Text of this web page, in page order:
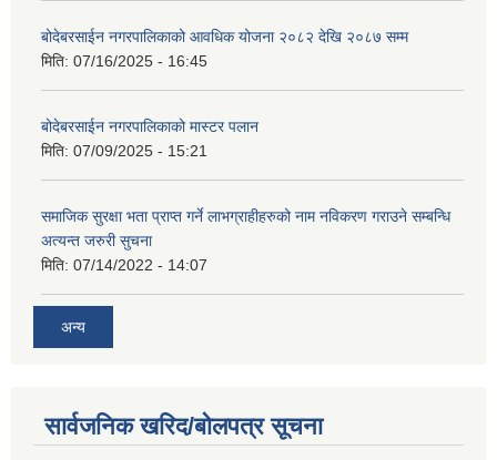
बोदेबरसाईन नगरपालिकाको आवधिक योजना २०८२ देखि २०८७ सम्म
मिति: 07/16/2025 - 16:45
बोदेबरसाईन नगरपालिकाको मास्टर पलान
मिति: 07/09/2025 - 15:21
समाजिक सुरक्षा भता प्राप्त गर्ने लाभग्राहीहरुको नाम नविकरण गराउने सम्बन्धि
अत्यन्त जरुरी सुचना
मिति: 07/14/2022 - 14:07
अन्य
सार्वजनिक खरिद/बोलपत्र सूचना